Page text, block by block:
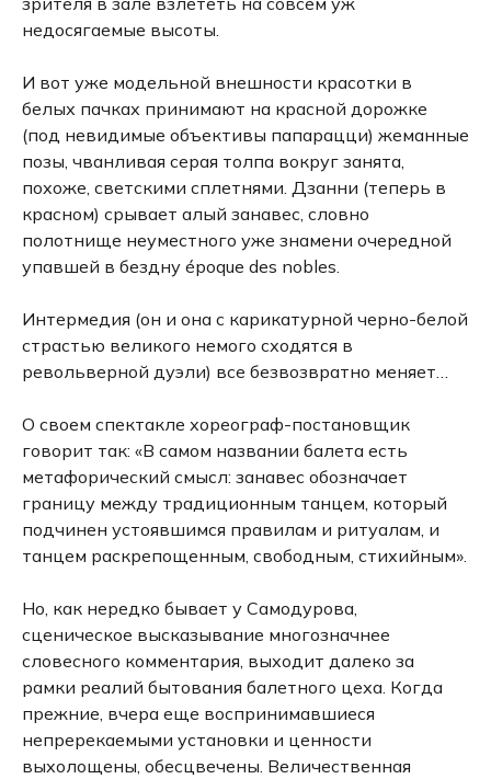
недосягаемые высоты.
И вот уже модельной внешности красотки в
белых пачках принимают на красной дорожке
(под невидимые объективы папарацци) жеманные
позы, чванливая серая толпа вокруг занята,
похоже, светскими сплетнями. Дзанни (теперь в
красном) срывает алый занавес, словно
полотнище неуместного уже знамени очередной
упавшей в бездну époque des nobles.
Интермедия (он и она с карикатурной черно-белой
страстью великого немого сходятся в
револьверной дуэли) все безвозвратно меняет…
О своем спектакле хореограф-постановщик
говорит так: «В самом названии балета есть
метафорический смысл: занавес обозначает
границу между традиционным танцем, который
подчинен устоявшимся правилам и ритуалам, и
танцем раскрепощенным, свободным, стихийным».
Но, как нередко бывает у Самодурова,
сценическое высказывание многозначнее
словесного комментария, выходит далеко за
рамки реалий бытования балетного цеха. Когда
прежние, вчера еще воспринимавшиеся
непререкаемыми установки и ценности
выхолощены, обесцвечены. Величественная